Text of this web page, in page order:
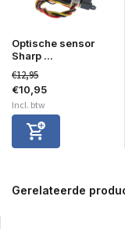
Optische sensor
Sharp ...
€12,95
€10,95
Incl. btw
Gerelateerde